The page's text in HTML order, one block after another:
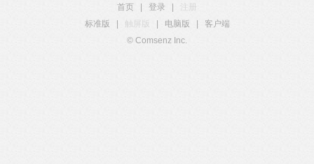
首页 登录
注册
标准版
触屏版 电脑版
客户端
© Comsenz Inc.